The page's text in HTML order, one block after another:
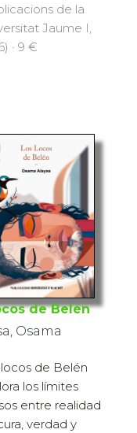
de la
Jaume I,
· 9 €
de Belén
Osama
locos de Belén
los límites
entre realidad
verdad y